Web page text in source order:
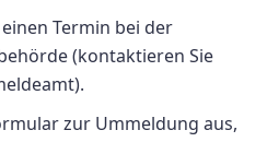
Termin bei der
(kontaktieren Sie
zur Ummeldung aus,